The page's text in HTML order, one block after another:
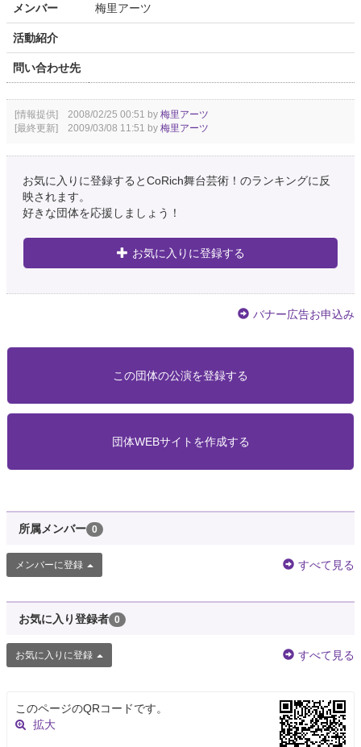
メンバー 梅里アーツ
活動紹介
問い合わせ先
[情報提供] 2008/02/25 00:51 by 梅里アーツ
[最終更新] 2009/03/08 11:51 by 梅里アーツ
お気に入りに登録するとCoRich舞台芸術！のランキングに反
映されます。
好きな団体を応援しましょう！
お気に入りに登録する
バナー広告お申込み
この団体の公演を登録する
団体WEBサイトを作成する
所属メンバー 0
メンバーに登録 すべて見る
お気に入り登録者 0
お気に入りに登録 すべて見る
このページのQRコードです。
拡大